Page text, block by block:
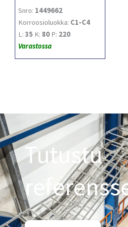
Snro: 1449662
Korroosioluokka: C1-C4
L: 35 K: 80 P: 220
Varastossa
Tutustu